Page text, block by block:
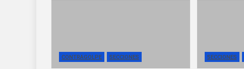
CONTRAGOLPE SECCIONES SECCIONES